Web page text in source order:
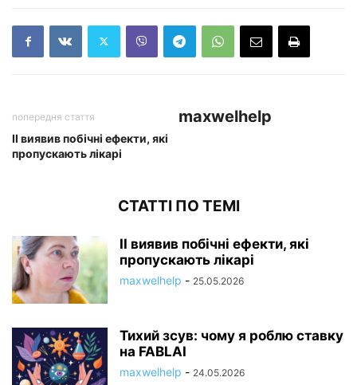
попередня стаття
ІІ виявив побічні ефекти, які
пропускають лікарі
maxwelhelp
СТАТТІ ПО ТЕМІ
ІІ виявив побічні ефекти, які
пропускають лікарі
maxwelhelp - 25.05.2026
Тихий зсув: чому я роблю ставку
на FABLAI
maxwelhelp - 24.05.2026